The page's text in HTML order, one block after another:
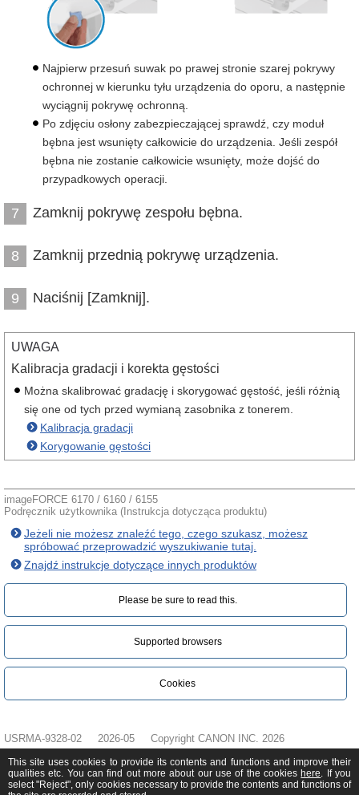
Najpierw przesuń suwak po prawej stronie szarej pokrywy
ochronnej w kierunku tyłu urządzenia do oporu, a następnie
wyciągnij pokrywę ochronną.
Po zdjęciu osłony zabezpieczającej sprawdź, czy moduł
bębna jest wsunięty całkowicie do urządzenia. Jeśli zespół
bębna nie zostanie całkowicie wsunięty, może dojść do
przypadkowych operacji.
7 Zamknij pokrywę zespołu bębna.
8 Zamknij przednią pokrywę urządzenia.
9 Naciśnij [Zamknij].
UWAGA
Kalibracja gradacji i korekta gęstości
Można skalibrować gradację i skorygować gęstość, jeśli różnią
się one od tych przed wymianą zasobnika z tonerem.
Kalibracja gradacji
Korygowanie gęstości
imageFORCE 6170 / 6160 / 6155
Podręcznik użytkownika (Instrukcja dotycząca produktu)
Jeżeli nie możesz znaleźć tego, czego szukasz, możesz
spróbować przeprowadzić wyszukiwanie tutaj.
Znajdź instrukcje dotyczące innych produktów
Please be sure to read this.‎
Supported browsers
Cookies
USRMA-9328-02 2026-05 Copyright CANON INC. 2026
This site uses cookies to provide its contents and functions and improve their
qualities etc. You can find out more about our use of the cookies here. If you
select "Reject", only cookies necessary to provide the contents and functions of